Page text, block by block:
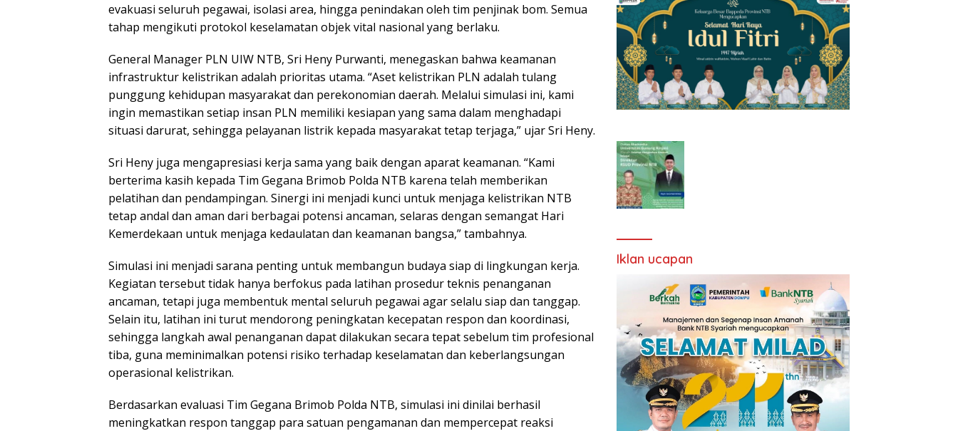
evakuasi seluruh pegawai, isolasi area, hingga penindakan oleh tim penjinak bom. Semua
tahap mengikuti protokol keselamatan objek vital nasional yang berlaku.
General Manager PLN UIW NTB, Sri Heny Purwanti, menegaskan bahwa keamanan
infrastruktur kelistrikan adalah prioritas utama. “Aset kelistrikan PLN adalah tulang
punggung kehidupan masyarakat dan perekonomian daerah. Melalui simulasi ini, kami
ingin memastikan setiap insan PLN memiliki kesiapan yang sama dalam menghadapi
situasi darurat, sehingga pelayanan listrik kepada masyarakat tetap terjaga,” ujar Sri Heny.
Sri Heny juga mengapresiasi kerja sama yang baik dengan aparat keamanan. “Kami
berterima kasih kepada Tim Gegana Brimob Polda NTB karena telah memberikan
pelatihan dan pendampingan. Sinergi ini menjadi kunci untuk menjaga kelistrikan NTB
tetap andal dan aman dari berbagai potensi ancaman, selaras dengan semangat Hari
Kemerdekaan untuk menjaga kedaulatan dan keamanan bangsa,” tambahnya.
Simulasi ini menjadi sarana penting untuk membangun budaya siap di lingkungan kerja.
Kegiatan tersebut tidak hanya berfokus pada latihan prosedur teknis penanganan
ancaman, tetapi juga membentuk mental seluruh pegawai agar selalu siap dan tanggap.
Selain itu, latihan ini turut mendorong peningkatan kecepatan respon dan koordinasi,
sehingga langkah awal penanganan dapat dilakukan secara tepat sebelum tim profesional
tiba, guna meminimalkan potensi risiko terhadap keselamatan dan keberlangsungan
operasional kelistrikan.
Berdasarkan evaluasi Tim Gegana Brimob Polda NTB, simulasi ini dinilai berhasil
meningkatkan respon tanggap para satuan pengamanan dan mempercepat reaksi
Iklan ucapan